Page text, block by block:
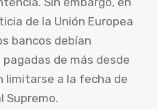
de la Unión Europea
bancos debían
de más desde
limitarse a la fecha de
Supremo.